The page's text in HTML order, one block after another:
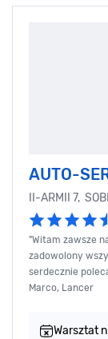
AUTO-
II-ARMII 7,
"Witam zawsze
zadowolony
serdecznie
Marco, Lancer
Warsztat